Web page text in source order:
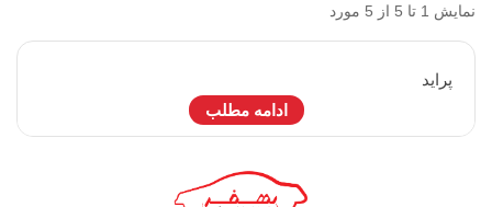
نمایش 1 تا 5 از 5 مورد
پرايد
ادامه مطلب